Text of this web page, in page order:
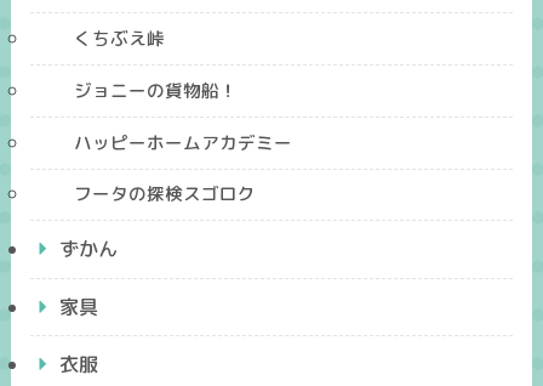
くちぶえ峠
ジョニーの貨物船！
ハッピーホームアカデミー
フータの探検スゴロク
ずかん
家具
衣服